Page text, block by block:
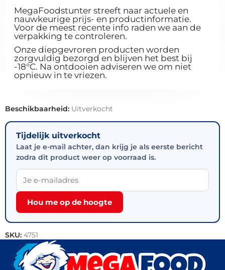
MegaFoodstunter streeft naar actuele en
nauwkeurige prijs- en productinformatie.
Voor de meest recente info raden we aan de
verpakking te controleren.
Onze diepgevroren producten worden
zorgvuldig bezorgd en blijven het best bij
-18°C. Na ontdooien adviseren we om niet
opnieuw in te vriezen.
Beschikbaarheid: Uitverkocht
Tijdelijk uitverkocht
Laat je e-mail achter, dan krijg je als eerste bericht
zodra dit product weer op voorraad is.
Hou me op de hoogte
SKU: 4751
Categorieën:Bekerijs